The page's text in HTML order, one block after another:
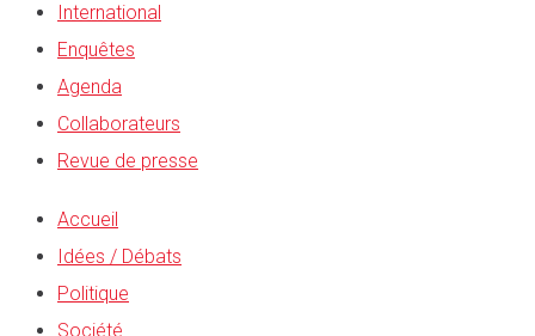
International
Enquêtes
Agenda
Collaborateurs
Revue de presse
Accueil
Idées / Débats
Politique
Société